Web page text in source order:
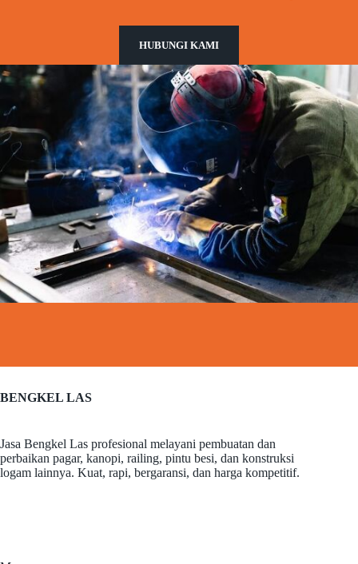
HUBUNGI KAMI
BENGKEL LAS
Jasa Bengkel Las profesional melayani pembuatan dan
perbaikan pagar, kanopi, railing, pintu besi, dan konstruksi
logam lainnya. Kuat, rapi, bergaransi, dan harga kompetitif.